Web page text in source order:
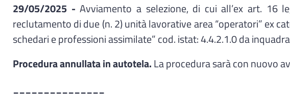
29/05/2025 -Avviamento a selezione, di cui all’ex art. 16
reclutamento di due (n. 2) unità lavorative area “operatori” ex
schedari e professioni assimilate” cod. istat: 4.4.2.1.0 da
Procedura annullata in autotela. La procedura sarà con nuovo